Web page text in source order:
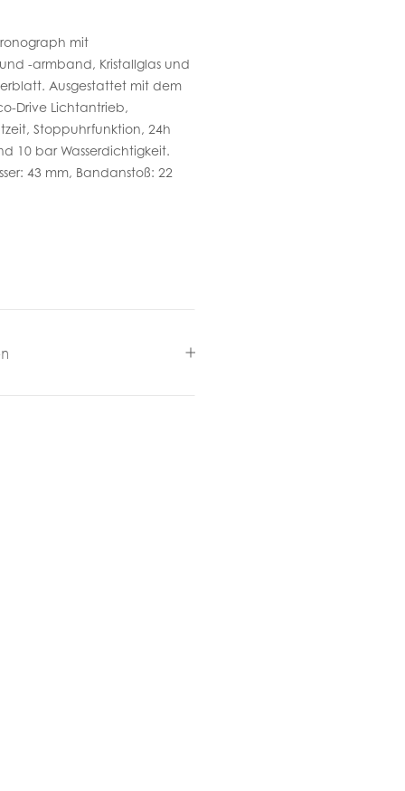
mit
-armband, Kristallglas und
Ausgestattet mit dem
Drive Lichtantrieb,
Stoppuhrfunktion, 24h
10 bar Wasserdichtigkeit.
43 mm, Bandanstoß: 22